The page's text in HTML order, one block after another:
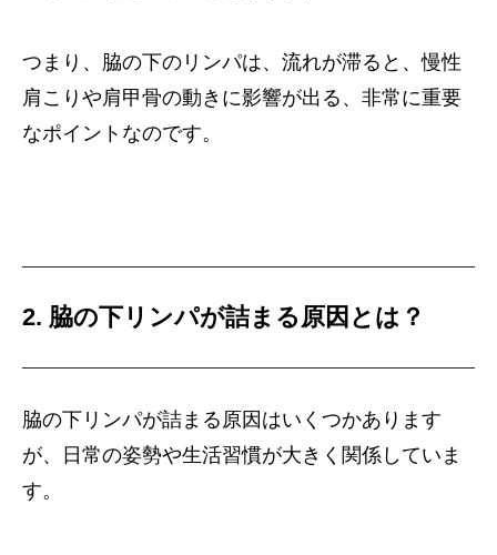
つまり、脇の下のリンパは、流れが滞ると、慢性
肩こりや肩甲骨の動きに影響が出る、非常に重要
なポイントなのです。
2. 脇の下リンパが詰まる原因とは？
脇の下リンパが詰まる原因はいくつかあります
が、日常の姿勢や生活習慣が大きく関係していま
す。